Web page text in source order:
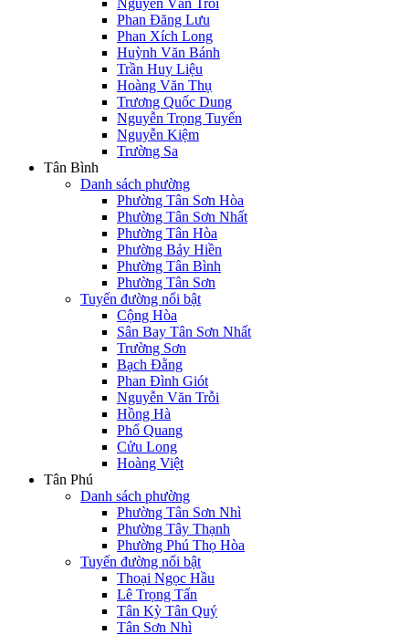
Nguyễn Văn Trỗi
Phan Đăng Lưu
Phan Xích Long
Huỳnh Văn Bánh
Trần Huy Liệu
Hoàng Văn Thụ
Trương Quốc Dung
Nguyễn Trọng Tuyển
Nguyễn Kiệm
Trường Sa
Tân Bình
Danh sách phường
Phường Tân Sơn Hòa
Phường Tân Sơn Nhất
Phường Tân Hòa
Phường Bảy Hiền
Phường Tân Bình
Phường Tân Sơn
Tuyến đường nổi bật
Cộng Hòa
Sân Bay Tân Sơn Nhất
Trường Sơn
Bạch Đằng
Phan Đình Giót
Nguyễn Văn Trỗi
Hồng Hà
Phổ Quang
Cửu Long
Hoàng Việt
Tân Phú
Danh sách phường
Phường Tân Sơn Nhì
Phường Tây Thạnh
Phường Phú Thọ Hòa
Tuyến đường nổi bật
Thoại Ngọc Hầu
Lê Trọng Tấn
Tân Kỳ Tân Quý
Tân Sơn Nhì